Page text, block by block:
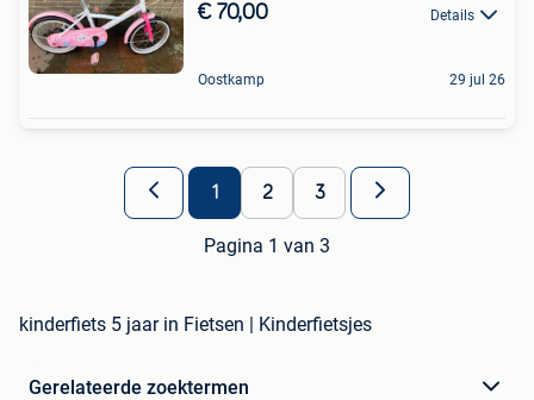
€ 70,00 Details
Oostkamp 29 jul 26
1 2 3
Pagina 1 van 3
kinderfiets 5 jaar in Fietsen | Kinderfietsjes
Gerelateerde zoektermen